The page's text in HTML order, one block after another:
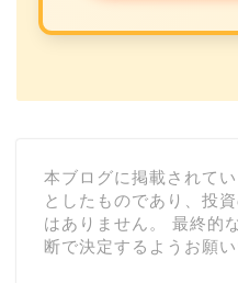
本ブログに掲載されて
としたものであり、投
はありません。 最終的
断で決定するようお願い